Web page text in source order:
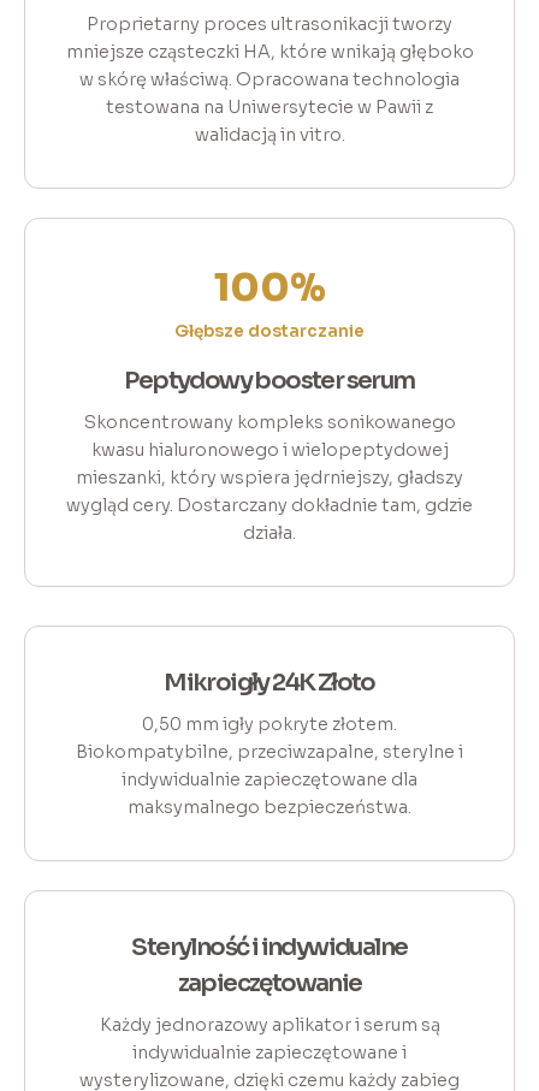
Proprietarny proces ultrasonikacji tworzy
mniejsze cząsteczki HA, które wnikają głęboko
w skórę właściwą. Opracowana technologia
testowana na Uniwersytecie w Pawii z
walidacją in vitro.
100%
Głębsze dostarczanie
Peptydowy booster serum
Skoncentrowany kompleks sonikowanego
kwasu hialuronowego i wielopeptydowej
mieszanki, który wspiera jędrniejszy, gładszy
wygląd cery. Dostarczany dokładnie tam, gdzie
działa.
Mikroigły 24K Złoto
0,50 mm igły pokryte złotem.
Biokompatybilne, przeciwzapalne, sterylne i
indywidualnie zapieczętowane dla
maksymalnego bezpieczeństwa.
Sterylność i indywidualne
zapieczętowanie
Każdy jednorazowy aplikator i serum są
indywidualnie zapieczętowane i
wysterylizowane, dzięki czemu każdy zabieg